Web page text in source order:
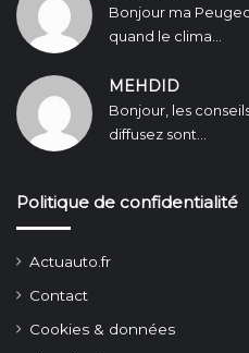
Bonjour ma
quand le clima...
MEHDID
Bonjour, les
diffusez sont...
Politique de confidentialité
Actuauto.fr
Contact
Cookies & données